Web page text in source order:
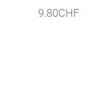
9.80CHF